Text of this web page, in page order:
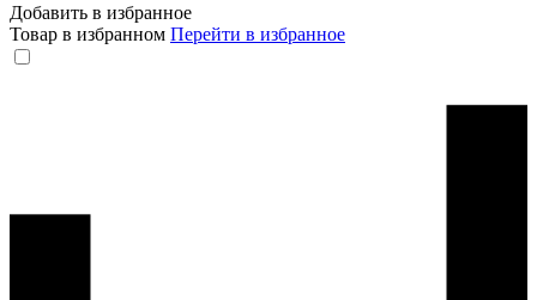
Добавить в избранное
Товар в избранном Перейти в избранное